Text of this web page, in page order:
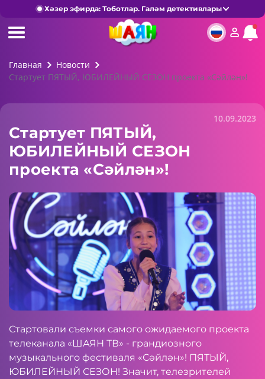
Хәзер эфирда: Тоботлар. Галәм детективлары
Главная
Новости
Стартует ПЯТЫЙ, ЮБИЛЕЙНЫЙ СЕЗОН проекта «Сәйлән»!
10.09.2023
Стартует ПЯТЫЙ,
ЮБИЛЕЙНЫЙ СЕЗОН
проекта «Сәйлән»!
Стартовали съемки самого ожидаемого проекта
телеканала «ШАЯН ТВ» - грандиозного
музыкального фестиваля «Сәйлән»! ПЯТЫЙ,
ЮБИЛЕЙНЫЙ СЕЗОН! Значит, телезрителей